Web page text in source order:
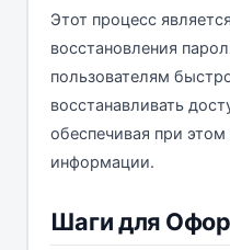
Этот процесс
восстановления
пользователям
восстанавливать
обеспечивая при
информации.
Шаги для